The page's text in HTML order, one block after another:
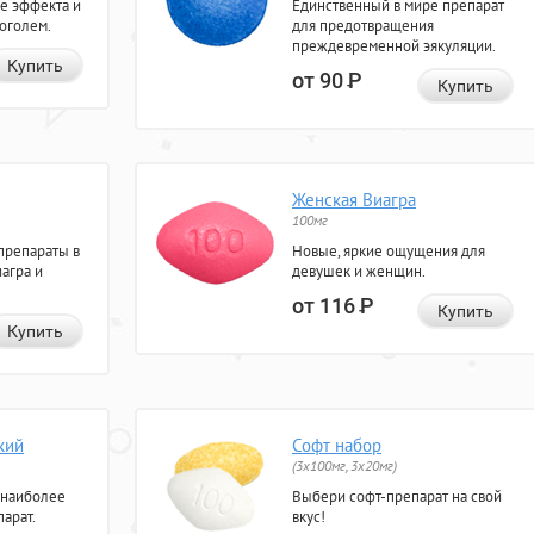
эффекта и
Купить
Единственный в мире препарат
для предотвращения
преждевременной эякуляции.
от 90Р Купить
в
и
Купить
Женская Виагра
100мг
Новые, яркие ощущения для
девушек и женщин.
от 116Р Купить
Софт набор
(3x100мг, 3x20мг)
Выбери софт-препарат на свой
вкус!